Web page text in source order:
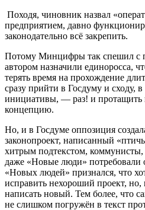
Походя, чиновник назвал
предприятием, давно
законодательно всё закрепить.
Потому Минцифры так спешил с
автором назначили единоросса,
терять время на прохождение
сразу прийти в Госдуму и сходу,
инициативы, — раз! и протащить
концепцию.
Но, и в Госдуме оппозиция
законопроект, написанный
хитрым подтекстом,
даже «Новые люди» потребовали
«Новых людей» признался, что
исправить нехороший проект,
написать новый. Тем более, что
не слишком погружён в текст